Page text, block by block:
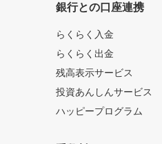
銀行との口座連携
らくらく入金
らくらく出金
残高表示サービス
投資あんしんサービス
ハッピープログラム